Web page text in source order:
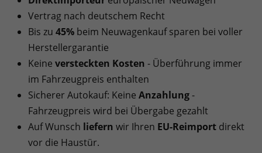
Vertrag nach deutschem Recht
Bis zu 45% beim Neuwagenkauf sparen bei voller
Herstellergarantie
Keine versteckten Kosten - Überführung immer
im Fahrzeugpreis enthalten
Sicherer Autokauf: Keine Anzahlung-
Fahrzeugpreis wird bei Übergabe gezahlt
Auf Wunsch liefern wir Ihren EU-Reimport direkt
vor die Haustür.